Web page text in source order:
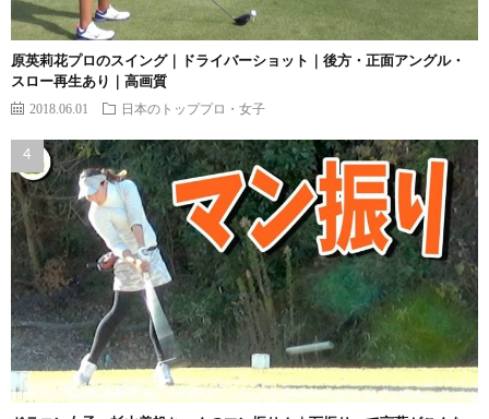
原英莉花プロのスイング｜ドライバーショット｜後方・正面アングル・
スロー再生あり｜高画質
2018.06.01 日本のトッププロ・女子